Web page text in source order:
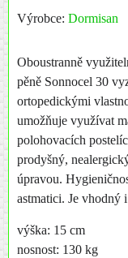
Výrobce: Dormisan
Oboustranně
pěně Sonnocel 30
ortopedickými
umožňuje využívat
polohovacích
prodyšný,
úpravou.
astmatici. Je vhodný
výška: 15 cm
nosnost: 130 kg